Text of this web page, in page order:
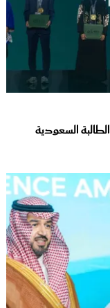
2026 بجدة وفوز الطالبة السعودية